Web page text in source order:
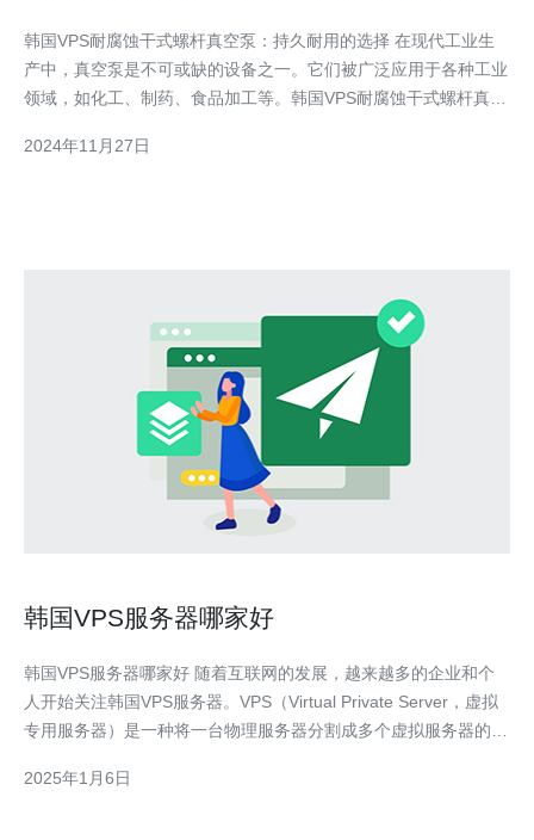
韩国VPS耐腐蚀干式螺杆真空泵：持久耐用的选择 在现代工业生
产中，真空泵是不可或缺的设备之一。它们被广泛应用于各种工业
领域，如化工、制药、食品加工等。韩国VPS耐腐蚀干式螺杆真空
韩国VPS耐腐蚀干式螺杆真空泵采用先进的材料和技术，具有出色
2024年11月27日
韩国VPS服务器哪家好
韩国VPS服务器哪家好 随着互联网的发展，越来越多的企业和个
人开始关注韩国VPS服务器。VPS（Virtual Private Server，虚拟
专用服务器）是一种将一台物理服务器分割成多个虚拟服务器的技
洲的IT强国，拥有先进的网络基础设施和高速稳定的网络连接，成
2025年1月6日